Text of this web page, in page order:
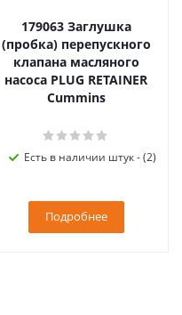
179063 Заглушка
(пробка) перепускного
клапана масляного
насоса PLUG RETAINER
Cummins
Есть в наличии штук - (2)
Подробнее